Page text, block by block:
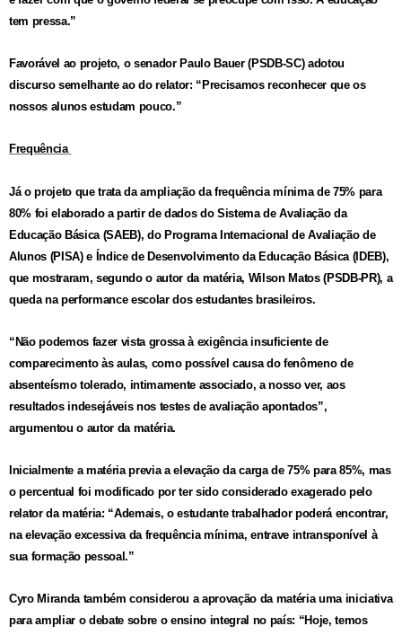
tem pressa.”
Favorável ao projeto, o senador Paulo Bauer (PSDB-SC) adotou
discurso semelhante ao do relator: “Precisamos reconhecer que os
nossos alunos estudam pouco.”
Frequência
Já o projeto que trata da ampliação da frequência mínima de 75% para
80% foi elaborado a partir de dados do Sistema de Avaliação da
Educação Básica (SAEB), do Programa Internacional de Avaliação de
Alunos (PISA) e Índice de Desenvolvimento da Educação Básica (IDEB),
que mostraram, segundo o autor da matéria, Wilson Matos (PSDB-PR), a
queda na performance escolar dos estudantes brasileiros.
“Não podemos fazer vista grossa à exigência insuficiente de
comparecimento às aulas, como possível causa do fenômeno de
absenteísmo tolerado, intimamente associado, a nosso ver, aos
resultados indesejáveis nos testes de avaliação apontados”,
argumentou o autor da matéria.
Inicialmente a matéria previa a elevação da carga de 75% para 85%, mas
o percentual foi modificado por ter sido considerado exagerado pelo
relator da matéria: “Ademais, o estudante trabalhador poderá encontrar,
na elevação excessiva da frequência mínima, entrave intransponível à
sua formação pessoal.”
Cyro Miranda também considerou a aprovação da matéria uma iniciativa
para ampliar o debate sobre o ensino integral no país: “Hoje, temos